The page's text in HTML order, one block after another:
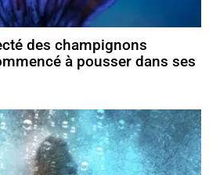
des champignons
à pousser dans ses